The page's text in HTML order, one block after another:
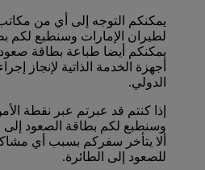
يمكنكم التوجه إلى أي من مكاتب
لطيران الإمارات وسنطبع لكم
يمكنكم أيضا طباعة بطاقة
أجهزة الخدمة الذاتية لإنجاز
الدولي.
إذا كنتم قد عبرتم عبر نقطة
وسنطبع لكم بطاقة الصعود
ألا يتأخر سفركم بسبب أي
للصعود إلى الطائرة.